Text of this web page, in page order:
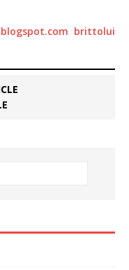
brittolui